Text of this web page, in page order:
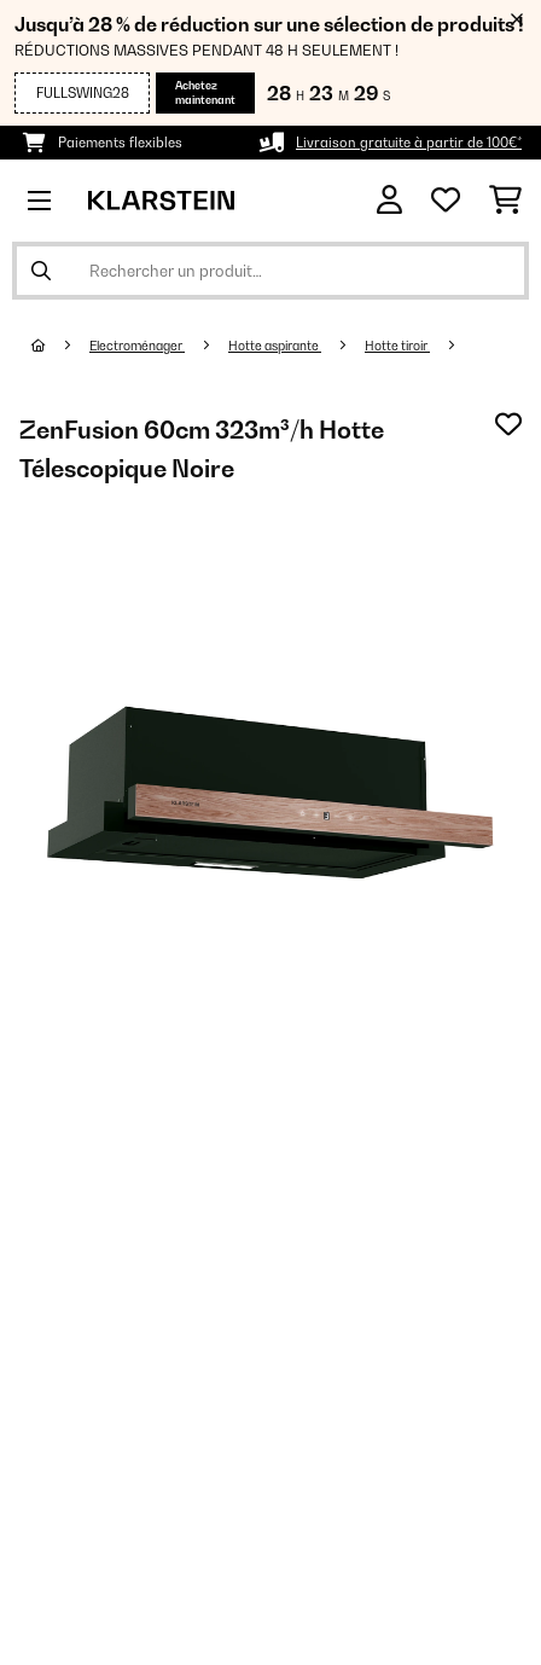
Jusqu’à 28 % de réduction sur une sélection de produits !
RÉDUCTIONS MASSIVES PENDANT 48 H SEULEMENT !
FULLSWING28
Achetez
maintenant
28 H 23 M 28 S
Paiements flexibles Livraison gratuite à partir de 100€*
Electroménager Hotte aspirante Hotte tiroir
ZenFusion 60cm 323m³/h Hotte
Télescopique Noire